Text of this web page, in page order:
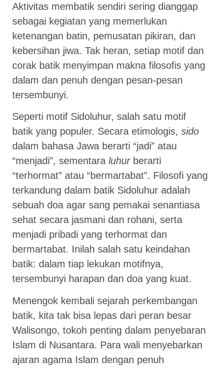
Aktivitas membatik sendiri sering dianggap
sebagai kegiatan yang memerlukan
ketenangan batin, pemusatan pikiran, dan
kebersihan jiwa. Tak heran, setiap motif dan
corak batik menyimpan makna filosofis yang
dalam dan penuh dengan pesan-pesan
tersembunyi.
Seperti motif Sidoluhur, salah satu motif
batik yang populer. Secara etimologis, sido
dalam bahasa Jawa berarti “jadi” atau
“menjadi”, sementara luhurberarti
“terhormat” atau “bermartabat”. Filosofi yang
terkandung dalam batik Sidoluhur adalah
sebuah doa agar sang pemakai senantiasa
sehat secara jasmani dan rohani, serta
menjadi pribadi yang terhormat dan
bermartabat. Inilah salah satu keindahan
batik: dalam tiap lekukan motifnya,
tersembunyi harapan dan doa yang kuat.
Menengok kembali sejarah perkembangan
batik, kita tak bisa lepas dari peran besar
Walisongo, tokoh penting dalam penyebaran
Islam di Nusantara. Para wali menyebarkan
ajaran agama Islam dengan penuh